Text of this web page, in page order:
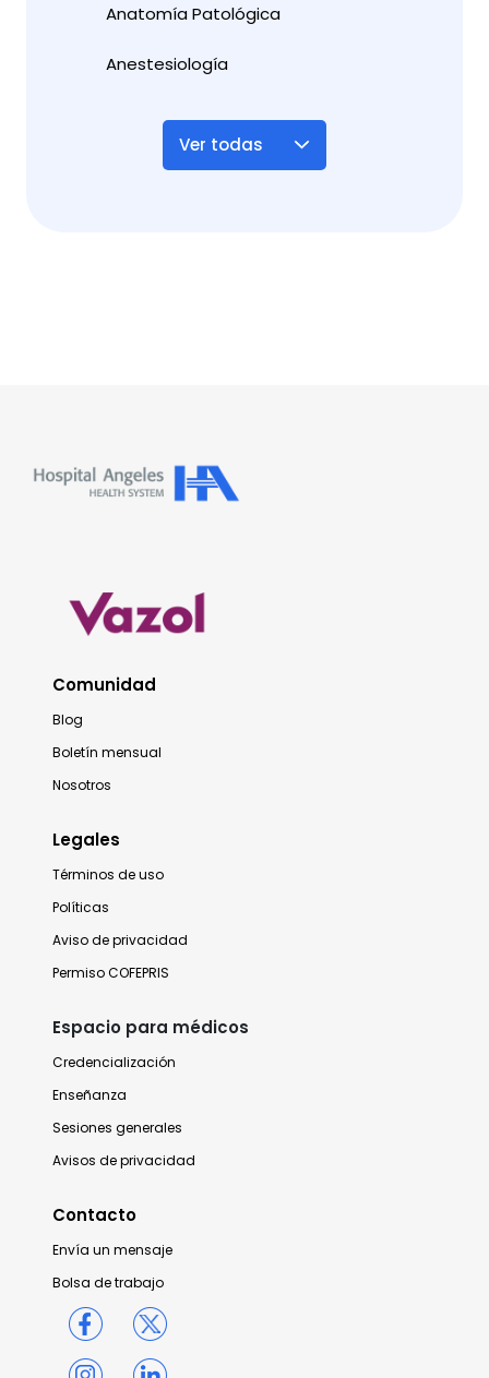
Anatomía Patológica
Anestesiología
Ver todas
Comunidad
Blog
Boletín mensual
Nosotros
Legales
Términos de uso
Políticas
Aviso de privacidad
Permiso COFEPRIS
Espacio para médicos
Credencialización
Enseñanza
Sesiones generales
Avisos de privacidad
Contacto
Envía un mensaje
Bolsa de trabajo